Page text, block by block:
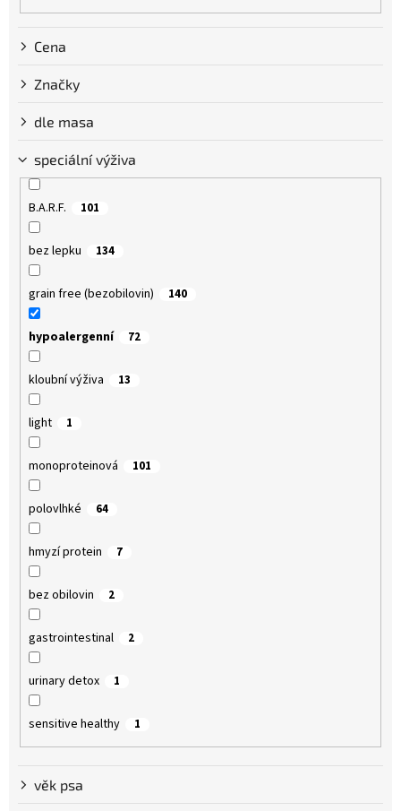
Cena
Značky
dle masa
speciální výživa
B.A.R.F. 101
bez lepku 134
grain free (bezobilovin) 140
hypoalergenní 72
kloubní výživa 13
light 1
monoproteinová 101
polovlhké 64
hmyzí protein 7
bez obilovin 2
gastrointestinal 2
urinary detox 1
sensitive healthy 1
věk psa